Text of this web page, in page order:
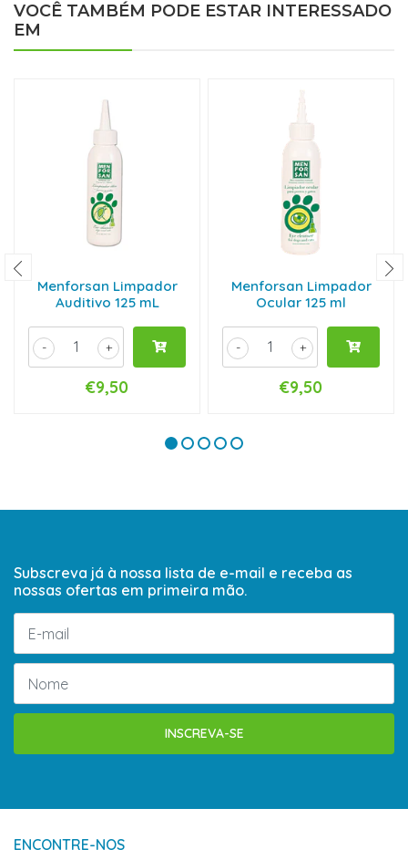
VOCÊ TAMBÉM PODE ESTAR INTERESSADO
EM
Menforsan Limpador
Auditivo 125 mL
+
-
€9,50
Menforsan Limpador
Ocular 125 ml
+
-
€9,50
Subscreva já à nossa lista de e-mail e receba as
nossas ofertas em primeira mão.
INSCREVA-SE
ENCONTRE-NOS